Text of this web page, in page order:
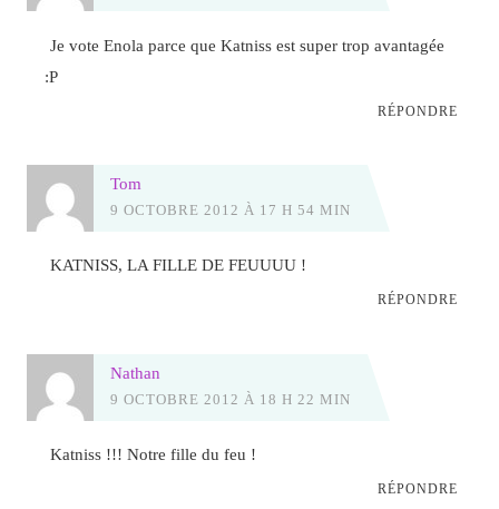
Je vote Enola parce que Katniss est super trop avantagée
:P
RÉPONDRE
Tom
9 OCTOBRE 2012 À 17 H 54 MIN
KATNISS, LA FILLE DE FEUUUU !
RÉPONDRE
Nathan
9 OCTOBRE 2012 À 18 H 22 MIN
Katniss !!! Notre fille du feu !
RÉPONDRE